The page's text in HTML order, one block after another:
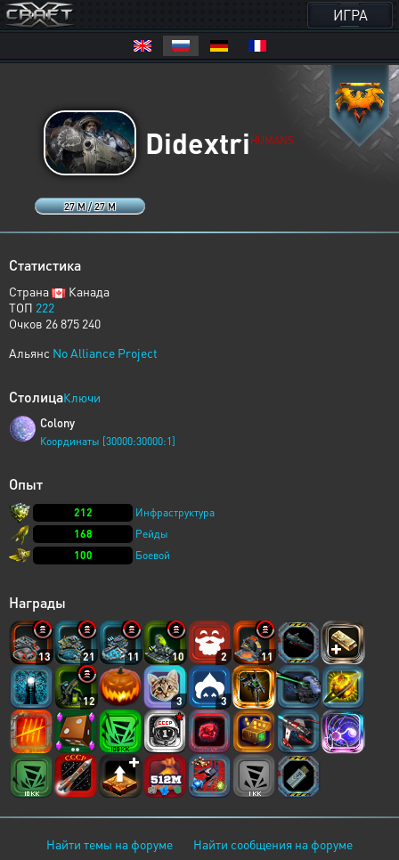
ИГРА
27 M / 27 M
Didextri HUMANS
Статистика
Страна
Канада
ТОП 222
Очков 26 875 240
Альянс No Alliance Project
СтолицаКлючи
Colony
Координаты [30000:30000:1]
Опыт
212
Инфраструктура
168
Рейды
100
Боевой
Награды
13 21 11 10 2 11
12 3 3
Найти темы на форуме
Найти сообщения на форуме